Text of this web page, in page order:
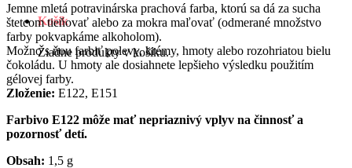
Košík
Žiadne produkty v košíku.
Jemne mletá potravinárska prachová farba, ktorú sa dá za sucha
štetcom tieňovať alebo za mokra maľovať (odmerané množstvo
farby pokvapkáme alkoholom).
Možno s ňou farbiť polevy, krémy, hmoty alebo rozohriatou bielu
čokoládu. U hmoty ale dosiahnete lepšieho výsledku použitím
gélovej farby.
Zloženie: E122, E151
Farbivo E122 môže mať nepriaznivý vplyv na činnosť a
pozornosť detí.
Obsah: 1,5 g